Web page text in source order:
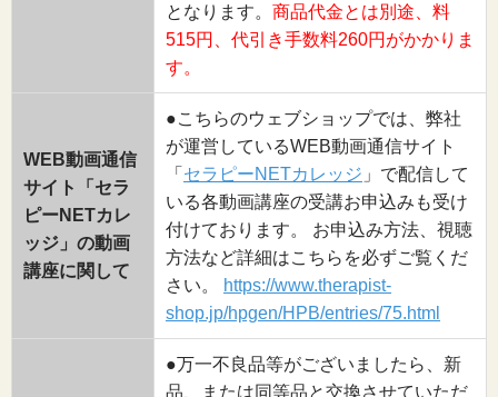
となります。 商品代金とは別途、料
515円、代引き手数料260円がかかりま
す。
WEB動画通信
サイト「セラ
ピーNETカレ
ッジ」の動画
講座に関して
●こちらのウェブショップでは、弊社
が運営しているWEB動画通信サイト
「 セラピーNETカレッジ 」で配信して
いる各動画講座の受講お申込みも受け
付けております。 お申込み方法、視聴
方法など詳細はこちらを必ずご覧くだ
さい。
https://www.therapist-
shop.jp/hpgen/HPB/entries/75.html
●万一不良品等がございましたら、新
品、または同等品と交換させていただ